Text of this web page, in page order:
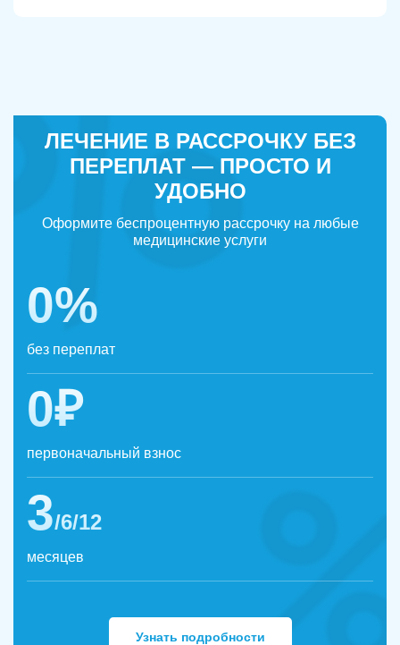
ЛЕЧЕНИЕ В РАССРОЧКУ БЕЗ
ПЕРЕПЛАТ — ПРОСТО И
УДОБНО
Оформите беспроцентную рассрочку на любые
медицинские услуги
0%
без переплат
0₽
первоначальный взнос
3/6/12
месяцев
Узнать подробности